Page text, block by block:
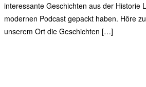
interessante Geschichten aus der Historie
modernen Podcast gepackt haben. Höre
unserem Ort die Geschichten […]